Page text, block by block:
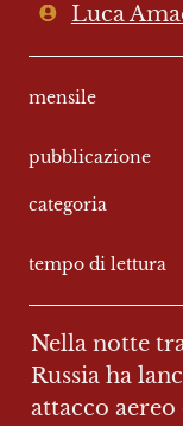
Luca
mensile
pubblicazione
categoria
tempo di lettura
Nella notte
Russia ha
attacco